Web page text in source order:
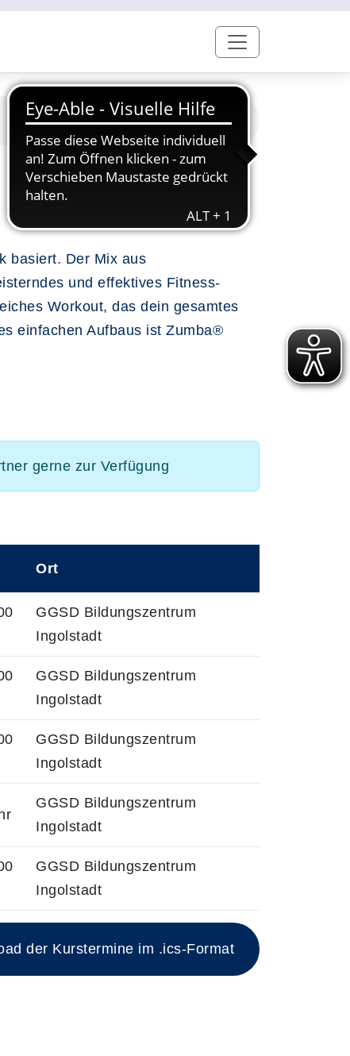
basiert. Der Mix aus
und effektives Fitness-
Workout, das dein gesamtes
einfachen Aufbaus ist Zumba®
gerne zur Verfügung
Ort
GGSD Bildungszentrum
Ingolstadt
GGSD Bildungszentrum
Ingolstadt
GGSD Bildungszentrum
Ingolstadt
GGSD Bildungszentrum
Ingolstadt
GGSD Bildungszentrum
Ingolstadt
der Kurstermine im .ics-Format